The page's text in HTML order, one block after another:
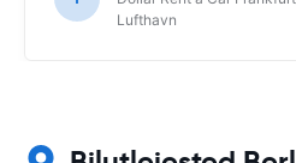
Lufthavn